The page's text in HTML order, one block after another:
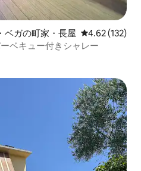
ベガの町家・長屋 レビュー132
4.62 (132)
ベキュー付きシャレー